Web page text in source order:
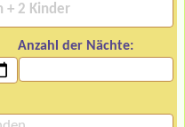
Anzahl der Nächte: